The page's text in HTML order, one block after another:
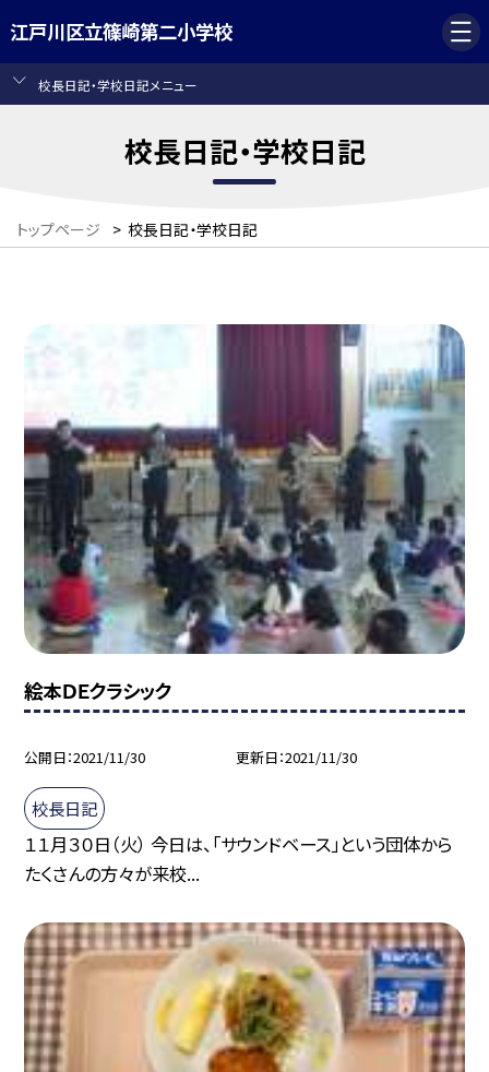
江戸川区立篠崎第二小学校
校長日記・学校日記メニュー
校長日記・学校日記
トップページ > 校長日記・学校日記
絵本ＤＥクラシック
公開日 2021/11/30 更新日 2021/11/30
校長日記
１１月３０日（火） 今日は、「サウンドベース」という団体から
たくさんの方々が来校...